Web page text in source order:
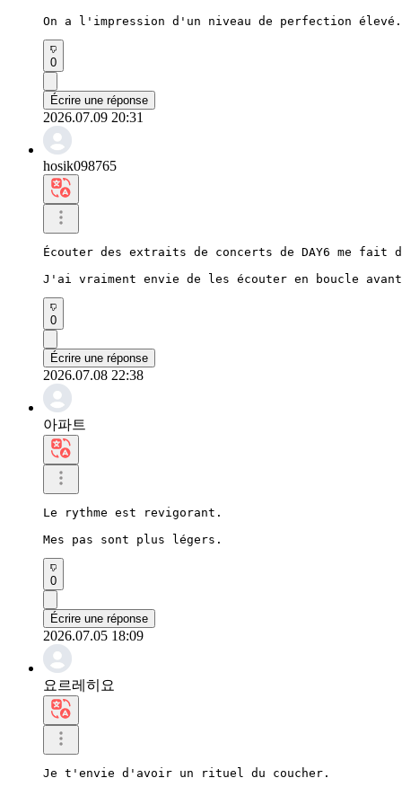
On a l'impression d'un niveau de perfection élevé.
0
Écrire une réponse
2026.07.09 20:31
hosik098765
Écouter des extraits de concerts de DAY6 me fait
J'ai vraiment envie de les écouter en boucle
0
Écrire une réponse
2026.07.08 22:38
아파트
Le rythme est revigorant.
Mes pas sont plus légers.
0
Écrire une réponse
2026.07.05 18:09
요르레히요
Je t'envie d'avoir un rituel du coucher.